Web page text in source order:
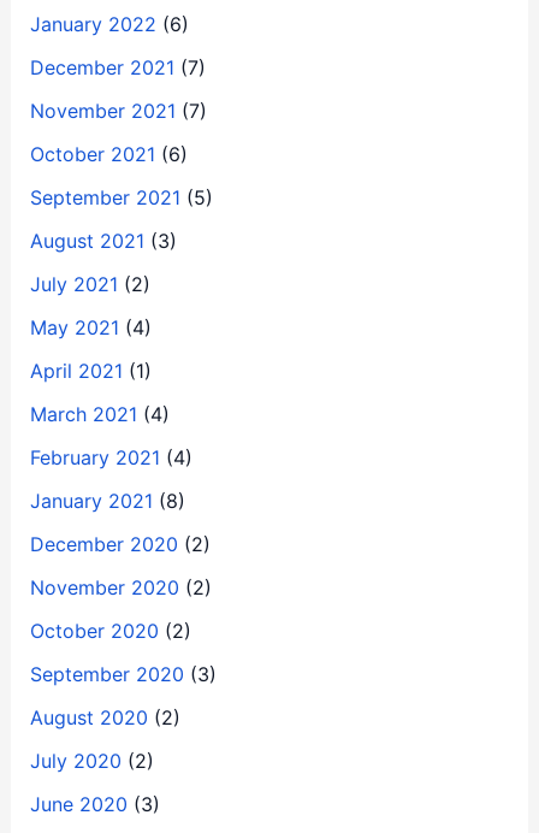
January 2022 (6)
December 2021 (7)
November 2021 (7)
October 2021 (6)
September 2021 (5)
August 2021 (3)
July 2021 (2)
May 2021 (4)
April 2021 (1)
March 2021 (4)
February 2021 (4)
January 2021 (8)
December 2020 (2)
November 2020 (2)
October 2020 (2)
September 2020 (3)
August 2020 (2)
July 2020 (2)
June 2020 (3)